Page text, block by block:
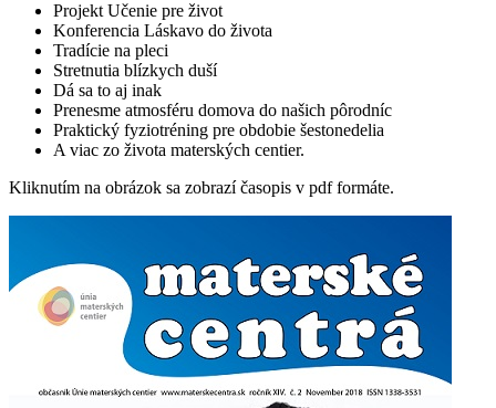
Projekt Učenie pre život
Konferencia Láskavo do života
Tradície na pleci
Stretnutia blízkych duší
Dá sa to aj inak
Prenesme atmosféru domova do našich pôrodníc
Praktický fyziotréning pre obdobie šestonedelia
A viac zo života materských centier.
Kliknutím na obrázok sa zobrazí časopis v pdf formáte.